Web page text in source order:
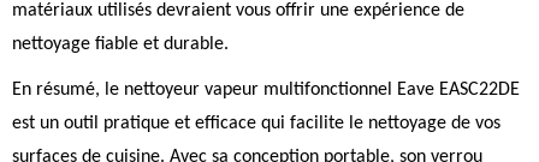
matériaux utilisés devraient vous offrir une expérience de
nettoyage fiable et durable.
En résumé, le nettoyeur vapeur multifonctionnel Eave EASC22DE
est un outil pratique et efficace qui facilite le nettoyage de vos
surfaces de cuisine. Avec sa conception portable, son verrou